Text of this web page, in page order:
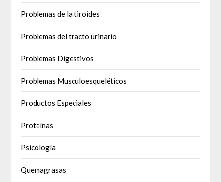
Problemas de la tiroides
Problemas del tracto urinario
Problemas Digestivos
Problemas Musculoesqueléticos
Productos Especiales
Proteínas
Psicología
Quemagrasas